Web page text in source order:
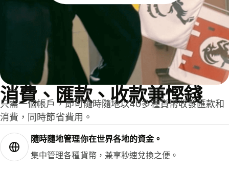
消費、匯款、收款兼慳錢
只需一個帳戶，即可隨時隨地以40多種貨幣收發匯款和
消費，同時節省費用。
隨時隨地管理你在世界各地的資金。
集中管理各種貨幣，兼享秒速兌換之便。